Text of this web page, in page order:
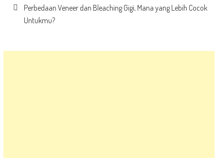
Perbedaan Veneer dan Bleaching Gigi, Mana yang Lebih Cocok
Untukmu?